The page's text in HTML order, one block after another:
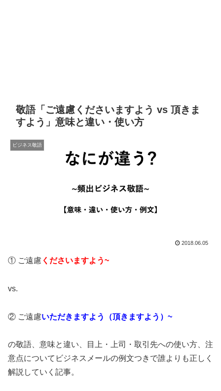
敬語「ご遠慮くださいますよう vs 頂きま
すよう」意味と違い・使い方
ビジネス敬語
2018.06.05
① ご遠慮 くださいますよう~
vs.
② ご遠慮いただきますよう（頂きますよう）~
の敬語、意味と違い、目上・上司・取引先への使い方、注
意点についてビジネスメールの例文つきで誰よりも正しく
解説していく記事。